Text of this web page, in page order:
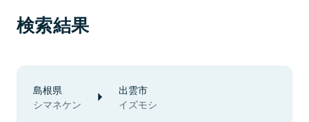
検索結果
島根県
シマネケン
出雲市
イズモシ